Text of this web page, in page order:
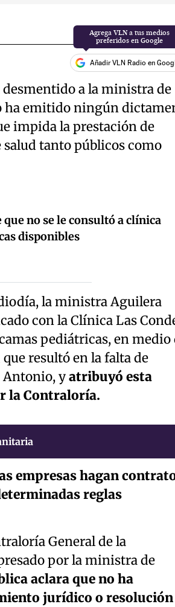
Añadir VLN Radio en
desmentido a la ministra de
ha emitido ningún
impida la prestación de
tanto públicos como
no se le consultó a clínica
disponibles
la ministra Aguilera
con la Clínica Las
pediátricas, en medio
resultó en la falta de
Antonio, yatribuyó esta
la Contraloría.
empresas hagan
reglas
General de la
por la ministra de
aclara que no ha
jurídico o resolución